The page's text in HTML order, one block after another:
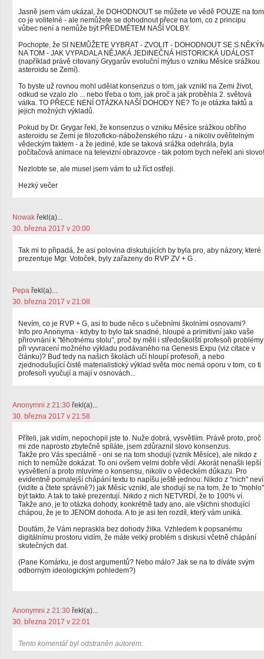
Jasně jsem vám ukázal, že DOHODNOUT se můžete ve vědě POUZE na
co je volitelné - ale nemůžete se dohodnout přece na tom, co z principu
vůbec není a nemůže být PŘEDMĚTEM NAŠÍ VOLBY.
Pochopte, že SI NEMŮŽETE VYBRAT - ZVOLIT - DOHODNOUT SE S
NA TOM - JAK VYPADALA NĚJAKÁ JEDINEČNÁ HISTORICKÁ UDÁLOST
(například právě citovaný Grygarův evoluční mýtus o vzniku Měsíce srážkou
asteroidu se Zemí).
To byste už rovnou mohl udělat konsenzus o tom, jak vznikl na Zemi život,
odkud se vzalo zlo ... nebo třeba o tom, jak proč a jak proběhla 2. světová
válka. TO PŘECE NENÍ OTÁZKA NAŠÍ DOHODY NE? To je otázka faktů a
jejich možných výkladů.
Pokud by Dr. Grygar řekl, že konsenzus o vzniku Měsíce srážkou obřího
asteroidu se Zemí je filozoficko-náboženského rázu - a nikoliv ověřitelným
vědeckým faktem - a že jediné, kde se taková srážka odehrála, byla
počítačová animace na televizní obrazovce - tak potom bych neřekl ani slovo!
Nezlobte se, ale musel jsem vám to už říct ostřeji.
Hezký večer
Nowak řekl(a)...
30. března 2017 v 20:00
Tak mi to připadá, že asi polovina diskutujících by byla pro, aby názory, které
prezentuje Mgr. Votoček, byly zařazeny do RVP ZV + G .
Pepa řekl(a)...
30. března 2017 v 21:08
Nevím, co je RVP + G, asi to bude něco s učebními školními osnovami?
Info pro Anonyma - kdyby to bylo tak snadné, hloupé a primitivní jako vaše
přirovnání k "těhotnému stolu", proč by měli i středoškolští profesoři problémy
při vyvracení možného výkladu podávaného na Genesis Expu (viz citace v
článku)? Buď tedy na našich školách učí hloupí profesoři, a nebo
zjednodušující čistě materialistický výklad světa moc nemá oporu v tom, co ti
profesoři vyučují a mají v osnovách...
Anonymni z 21:30 řekl(a)...
30. března 2017 v 21:58
Příteli, jak vidím, nepochopil jste to. Nuže dobrá, vysvětlím. Právě proto, proč
mi zde naprosto zbytečně spíláte, jsem zdůraznil slovo konsenzus.
Takže pro Vás speciálně - oni se na tom shodují (vznik Měsíce), ale nikdo z
nich to nemůže dokázat. To oni ovšem velmi dobře vědí. Akorát nenašli lepší
vysvětlení a proto mluvíme o konsensu, nikoliv o vědeckém důkazu. Pro
evidentně pomalejší chápání textu to napíšu ještě jednou: Nikdo z "nich" neví
(vidíte a čtete správně?) jak Měsíc vznikl, ale shodují se na tom, že to
být takto. A tak to také prezentují. Nikdo z nich NETVRDÍ, že to 100% ví.
Takže ano, je to otázka dohody, konkrétně tady ano, ale všichni shodující
chápou, že je to JENOM dohoda. A to je asi ten rozdíl, který vám uniká.
Doufám, že Vám nepraskla bez dohody žilka. Vzhledem k popsanému
digitálnímu prostoru vidím, že máte velký problém s diskusí včetně chápání
skutečných dat.
(Pane Komárku, je dost argumentů? Nebo málo? Jak se na to díváte svým
odborným ideologickým pohledem?)
Anonymni z 21:30 řekl(a)...
30. března 2017 v 22:01
Tento komentář byl odstraněn autorem.